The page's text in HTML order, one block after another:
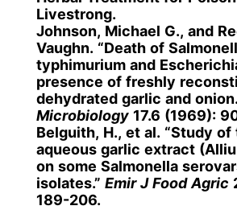
Livestrong.
Johnson, Michael G., and
Vaughn. “Death of
typhimurium and
presence of freshly
dehydrated garlic and
Microbiology17.6 (1969):
Belguith, H., et al. “Study
aqueous garlic extract
on some Salmonella
isolates.” Emir J Food Agric
189-206.